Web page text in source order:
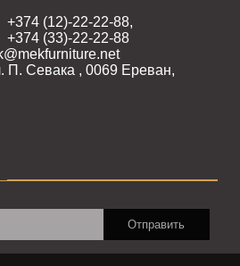
+374 (12)-22-22-88,
+374 (33)-22-22-88
П. Севака , 0069 Ереван,